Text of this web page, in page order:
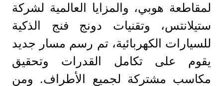
لمقاطعة هوبي، والمزايا العالمية لشركة
ستيلانتس، وتقنيات دونج فنج الذكية
للسيارات الكهربائية، تم رسم مسار جديد
يقوم على تكامل القدرات وتحقيق
مكاسب مشتركة لجميع الأطراف. ومن